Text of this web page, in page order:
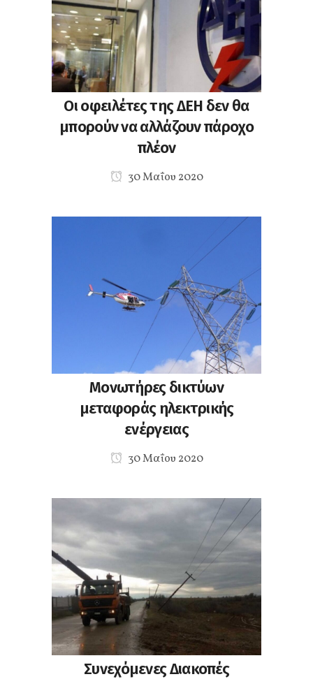
Οι οφειλέτες της ΔΕΗ δεν θα
μπορούν να αλλάζουν πάροχο
πλέον
30 Μαΐου 2020
Μονωτήρες δικτύων
μεταφοράς ηλεκτρικής
ενέργειας
30 Μαΐου 2020
Συνεχόμενες Διακοπές